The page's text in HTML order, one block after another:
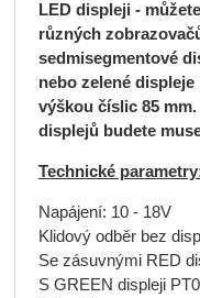
LED displeji -
různých
sedmisegmentové
nebo zelené
výškou číslic 85
displejů budete
Technické
Napájení: 10 - 18V
Klidový odběr bez
Se zásuvnými RED
S GREEN displeji